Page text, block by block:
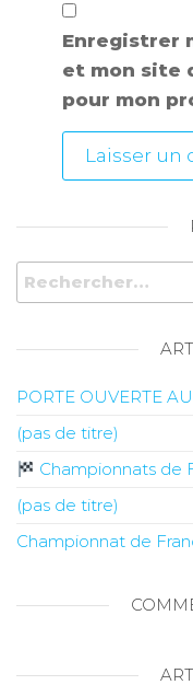
Enregistrer
et mon site
pour mon
PORTE OUVERTE
(pas de titre)
Championnats de
(pas de titre)
Championnat de